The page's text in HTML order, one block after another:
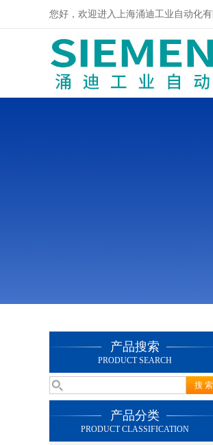
您好，欢迎进入上海涌迪工业自动化有
产品搜索
PRODUCT SEARCH
产品分类
PRODUCT CLASSIFICATION